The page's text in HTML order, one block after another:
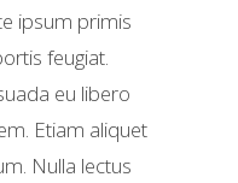
ipsum primis
feugiat.
eu libero
Etiam aliquet
Nulla lectus